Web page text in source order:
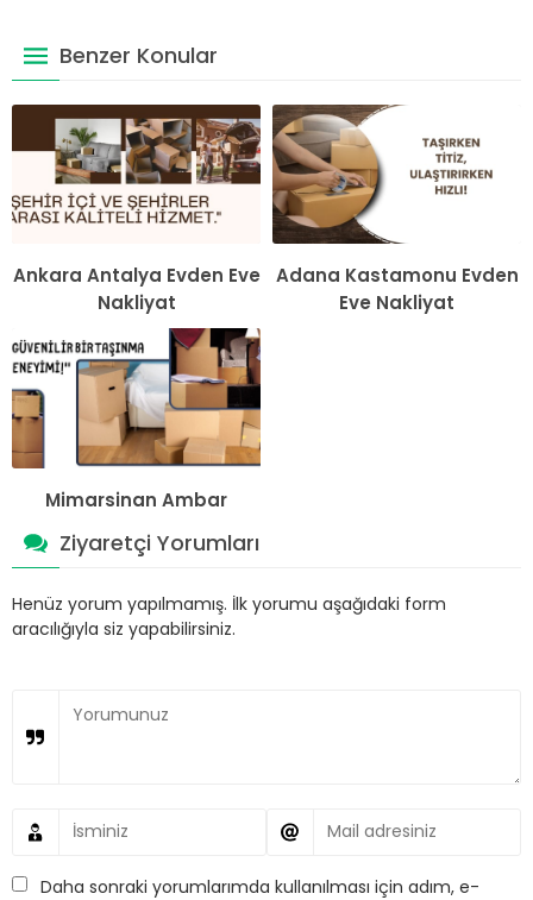
Benzer Konular
Ankara Antalya Evden Eve
Nakliyat
Adana Kastamonu Evden
Eve Nakliyat
Mimarsinan Ambar
Ziyaretçi Yorumları
Henüz yorum yapılmamış. İlk yorumu aşağıdaki form
aracılığıyla siz yapabilirsiniz.
Daha sonraki yorumlarımda kullanılması için adım, e-